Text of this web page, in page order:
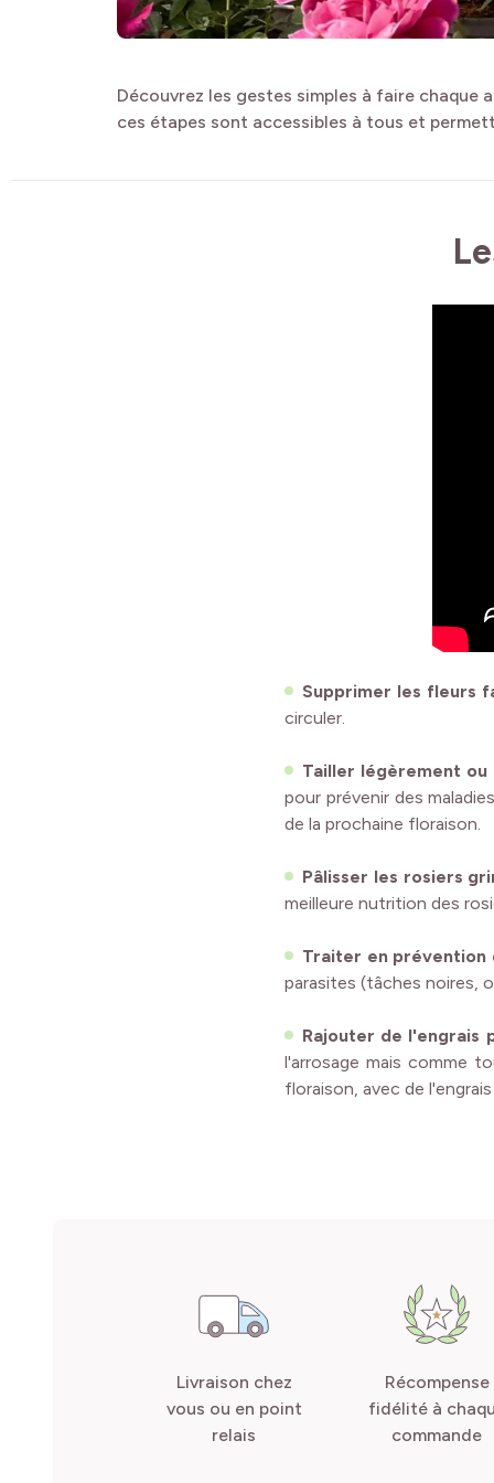
Découvrez les gestes simples à faire chaque
ces étapes sont accessibles à tous et
Supprimer les fleurs
circuler.
Tailler légèrement
pour prévenir des
de la prochaine floraison.
Pâlisser les rosiers
meilleure nutrition des
Traiter en prévention
parasites (tâches noires,
Rajouter de l'engrais
l'arrosage mais comme
floraison, avec de
Livraison chez
vous ou en point
relais
Récompense
fidélité à
commande